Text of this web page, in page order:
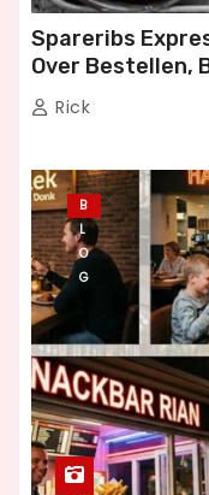
Spareribs
Over Bestellen,
Rick
B
L
O
G